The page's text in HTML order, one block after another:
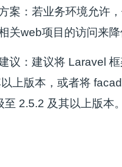
案：若业务环境允许
关web项目的访问来降
议：建议将 Laravel
上版本，或者将
至 2.5.2 及其以上版本。